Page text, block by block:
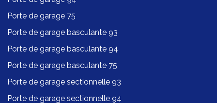
Porte de garage 75
Porte de garage basculante 93
Porte de garage basculante 94
Porte de garage basculante 75
Porte de garage sectionnelle 93
Porte de garage sectionnelle 94